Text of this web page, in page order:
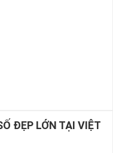
ĐẸP LỚN TẠI VIỆT